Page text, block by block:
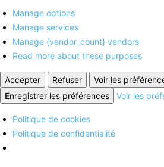
Manage options
Manage services
Manage {vendor_count} vendors
Read more about these purposes
Accepter Refuser
Voir les
Enregistrer les préférences
Voir les
Politique de cookies
Politique de confidentialité